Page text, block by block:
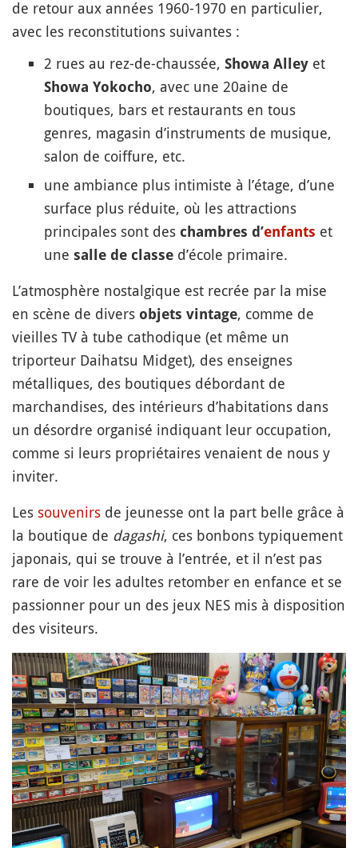
de retour aux années 1960-1970 en particulier,
avec les reconstitutions suivantes :
2 rues au rez-de-chaussée, Showa Alley et
Showa Yokocho, avec une 20aine de
boutiques, bars et restaurants en tous
genres, magasin d’instruments de musique,
salon de coiffure, etc.
une ambiance plus intimiste à l’étage, d’une
surface plus réduite, où les attractions
principales sont des chambres d’enfants et
une salle de classe d’école primaire.
L’atmosphère nostalgique est recrée par la mise
en scène de divers objets vintage, comme de
vieilles TV à tube cathodique (et même un
triporteur Daihatsu Midget), des enseignes
métalliques, des boutiques débordant de
marchandises, des intérieurs d’habitations dans
un désordre organisé indiquant leur occupation,
comme si leurs propriétaires venaient de nous y
inviter.
Les souvenirs de jeunesse ont la part belle grâce à
la boutique de dagashi, ces bonbons typiquement
japonais, qui se trouve à l’entrée, et il n’est pas
rare de voir les adultes retomber en enfance et se
passionner pour un des jeux NES mis à disposition
des visiteurs.